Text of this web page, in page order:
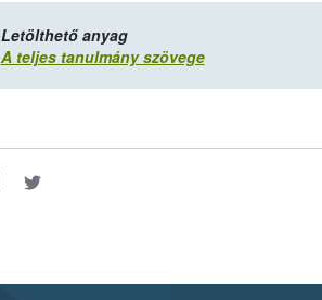
Letölthető anyag
A teljes tanulmány szövege